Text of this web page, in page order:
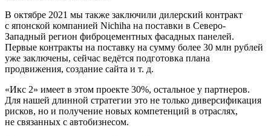
В октябре 2021 мы также заключили дилерский контракт
с японской компанией Nichiha на поставки в Северо-
Западный регион фиброцементных фасадных панелей.
Первые контракты на поставку на сумму более 30 млн рублей
уже заключены, сейчас ведётся подготовка плана
продвижения, создание сайта и т. д.
«Икс 2» имеет в этом проекте 30%, остальное у партнеров.
Для нашей длинной стратегии это не только диверсификация
рисков, но и получение новых компетенций в отраслях,
не связанных с автобизнесом.